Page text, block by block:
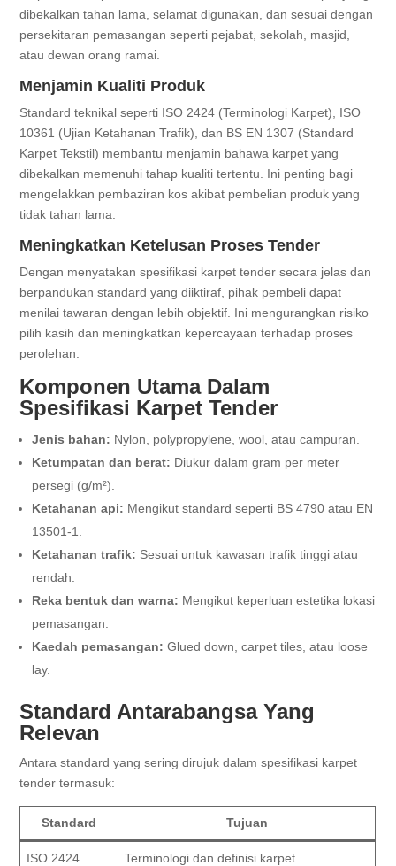
dibekalkan tahan lama, selamat digunakan, dan sesuai dengan
persekitaran pemasangan seperti pejabat, sekolah, masjid,
atau dewan orang ramai.
Menjamin Kualiti Produk
Standard teknikal seperti ISO 2424 (Terminologi Karpet), ISO
10361 (Ujian Ketahanan Trafik), dan BS EN 1307 (Standard
Karpet Tekstil) membantu menjamin bahawa karpet yang
dibekalkan memenuhi tahap kualiti tertentu. Ini penting bagi
mengelakkan pembaziran kos akibat pembelian produk yang
tidak tahan lama.
Meningkatkan Ketelusan Proses Tender
Dengan menyatakan spesifikasi karpet tender secara jelas dan
berpandukan standard yang diiktiraf, pihak pembeli dapat
menilai tawaran dengan lebih objektif. Ini mengurangkan risiko
pilih kasih dan meningkatkan kepercayaan terhadap proses
perolehan.
Komponen Utama Dalam
Spesifikasi Karpet Tender
Jenis bahan: Nylon, polypropylene, wool, atau campuran.
Ketumpatan dan berat: Diukur dalam gram per meter
persegi (g/m²).
Ketahanan api: Mengikut standard seperti BS 4790 atau EN
13501-1.
Ketahanan trafik: Sesuai untuk kawasan trafik tinggi atau
rendah.
Reka bentuk dan warna: Mengikut keperluan estetika lokasi
pemasangan.
Kaedah pemasangan: Glued down, carpet tiles, atau loose
lay.
Standard Antarabangsa Yang
Relevan
Antara standard yang sering dirujuk dalam spesifikasi karpet
tender termasuk:
Standard Tujuan
ISO 2424 Terminologi dan definisi karpet